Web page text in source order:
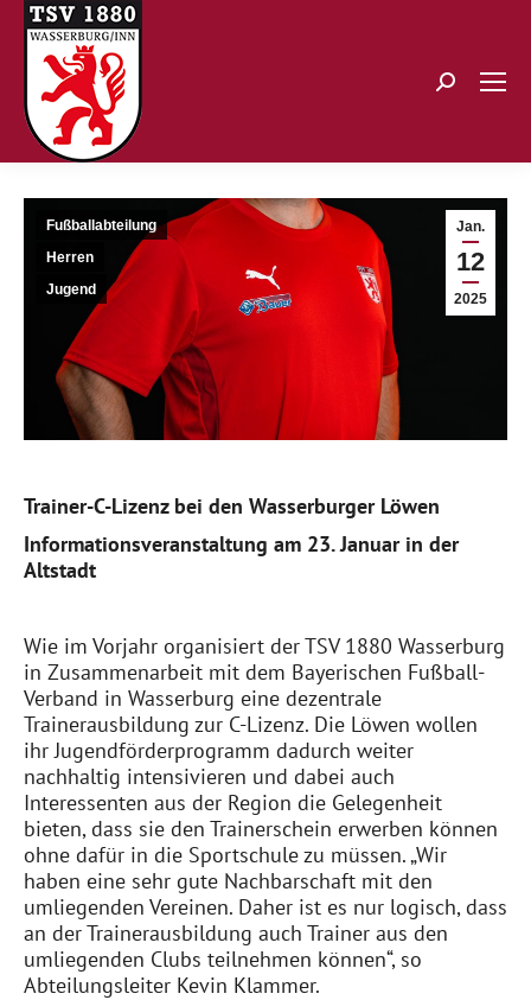
Search:
Jan.
12
2025
Fußballabteilung
Herren
Jugend
Trainer-C-Lizenzbei den WasserburgerLöwen
Informationsveranstaltung am 23. Januarin der
Altstadt
Wie im Vorjahr organisiert der TSV 1880 Wasserburg
in Zusammenarbeit mit dem Bayerischen Fußball-
Verband in Wasserburg eine dezentrale
Trainerausbildung zur C-Lizenz. Die Löwen wollen
ihr Jugendförderprogramm dadurch weiter
nachhaltig intensivieren und dabei auch
Interessenten aus der Region die Gelegenheit
bieten, dass sie den Trainerschein erwerben können
ohne dafür in die Sportschule zu müssen.„Wir
haben eine sehr gute Nachbarschaft mit den
umliegenden Vereinen. Daher ist es nur logisch, dass
an der Trainerausbildung auch Trainer aus den
umliegenden Clubs teilnehmen können“, so
Abteilungsleiter Kevin Klammer.